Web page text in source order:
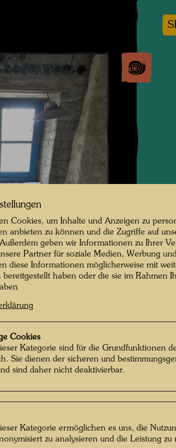
Cookies, um Inhalte und Anzeigen zu
anbieten zu können und die Zugriffe auf
geben wir Informationen zu Ihrer
Partner für soziale Medien, Werbung
diese Informationen möglicherweise mit
bereitgestellt haben oder die sie im Rahmen
Cookies
Kategorie sind für die Grundfunktionen
Sie dienen der sicheren und
sind daher nicht deaktivierbar.
Kategorie ermöglichen es uns, die
zu analysieren und die Leistung zu